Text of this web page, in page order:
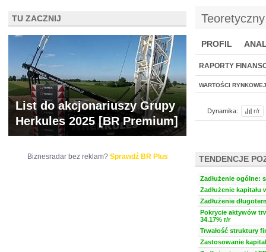
PROFIL
BR LAB
RAPORTY
WARTOŚCI RYNKOWEJ
Dynamika: r/r
TENDENCJE
Zadłużenie ogólne:
Zadłużenie kapitału
Zadłużenie
Pokrycie aktywów
34.17% r/r
Trwałość struktury
Zastosowanie
TU ZACZNIJ
List do akcjonariuszy Grupy
Herkules 2025 [BR Premium]
Biznesradar bez reklam? Sprawdź BR Plus